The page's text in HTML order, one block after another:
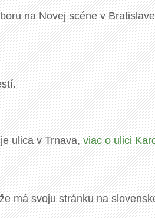
na Novej scéne v
ulica v Trnava,viac o ulici
má svoju stránku na